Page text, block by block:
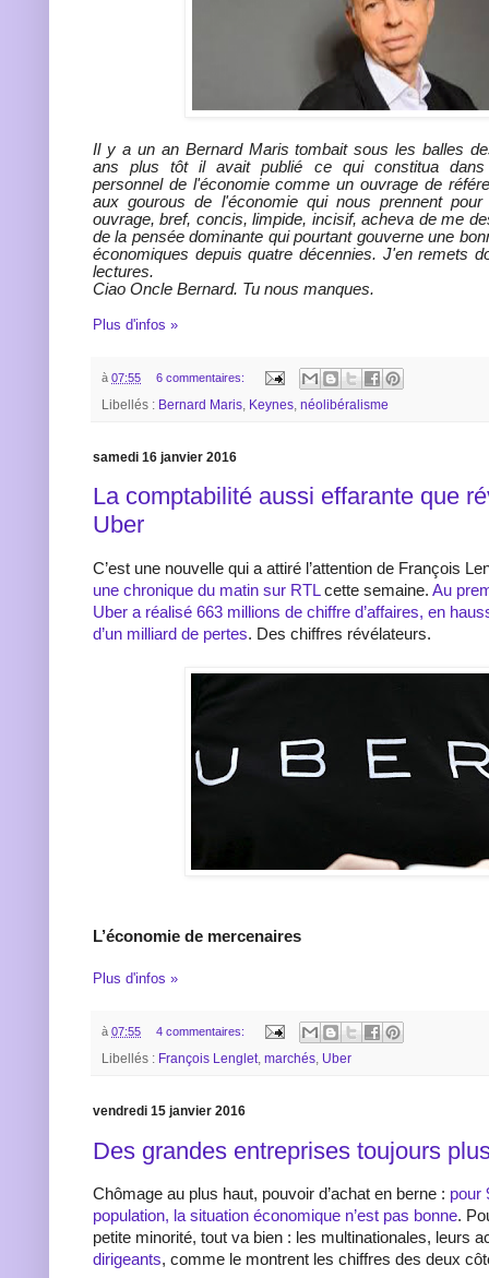
Il y a un an Bernard Maris tombait sous les balles
ans plus tôt il avait publié ce qui constitua dans
personnel de l'économie comme un ouvrage de
aux gourous de l'économie qui nous prennent
ouvrage, bref, concis, limpide, incisif, acheva de me
de la pensée dominante qui pourtant gouverne une
économiques depuis quatre décennies. J'en remets
lectures.
Ciao Oncle Bernard. Tu nous manques.
Plus d'infos »
à 07:55 6 commentaires:
Libellés : Bernard Maris, Keynes, néolibéralisme
samedi 16 janvier 2016
La comptabilité aussi effarante que
Uber
C’est une nouvelle qui a attiré l’attention de François
une chronique du matin sur RTLcette semaine. Au
Uber a réalisé 663 millions de chiffre d’affaires, en
d’un milliard de pertes. Des chiffres révélateurs.
L’économie de mercenaires
Plus d'infos »
à 07:55 4 commentaires:
Libellés : François Lenglet, marchés, Uber
vendredi 15 janvier 2016
Des grandes entreprises toujours
Chômage au plus haut, pouvoir d’achat en berne : pour
population, la situation économique n’est pas bonne.
petite minorité, tout va bien : les multinationales, leurs
dirigeants, comme le montrent les chiffres des deux